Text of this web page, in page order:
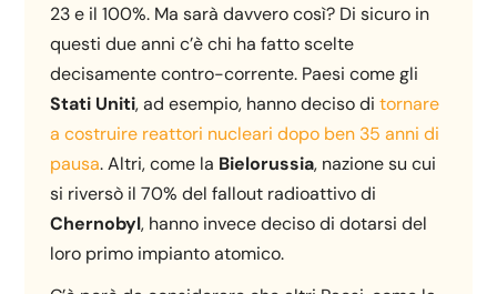
23 e il 100%. Ma sarà davvero così? Di sicuro in
questi due anni c’è chi ha fatto scelte
decisamente contro-corrente. Paesi come gli
Stati Uniti, ad esempio, hanno deciso ditornare
a costruire reattori nucleari dopo ben 35 anni di
pausa. Altri, come la Bielorussia, nazione su cui
si riversò il 70% del fallout radioattivo di
Chernobyl, hanno invece deciso di dotarsi del
loro primo impianto atomico.